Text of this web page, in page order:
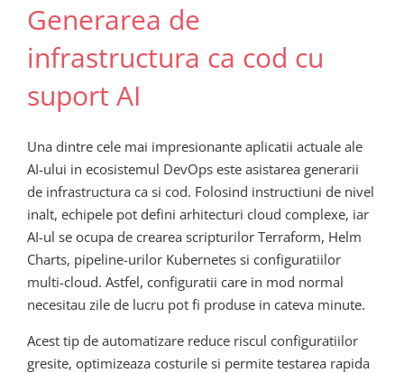
Generarea de
infrastructura ca cod cu
suport AI
Una dintre cele mai impresionante aplicatii actuale ale
AI-ului in ecosistemul DevOps este asistarea generarii
de infrastructura ca si cod. Folosind instructiuni de nivel
inalt, echipele pot defini arhitecturi cloud complexe, iar
AI-ul se ocupa de crearea scripturilor Terraform, Helm
Charts, pipeline-urilor Kubernetes si configuratiilor
multi-cloud. Astfel, configuratii care in mod normal
necesitau zile de lucru pot fi produse in cateva minute.
Acest tip de automatizare reduce riscul configuratiilor
gresite, optimizeaza costurile si permite testarea rapida